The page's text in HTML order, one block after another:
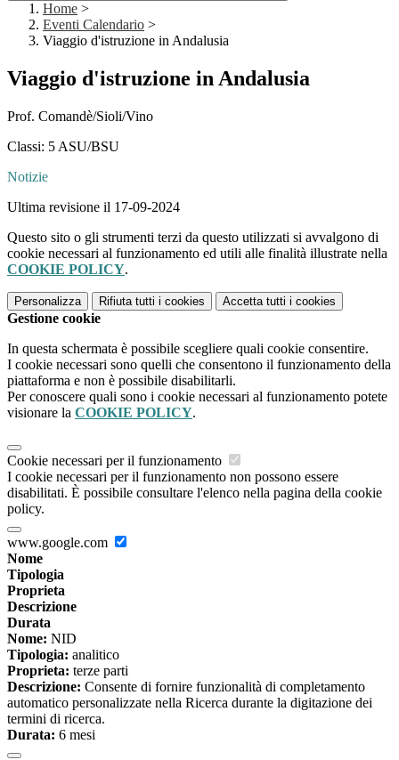
Home >
Eventi Calendario >
Viaggio d'istruzione in Andalusia
Viaggio d'istruzione in Andalusia
Prof. Comandè/Sioli/Vino
Classi: 5 ASU/BSU
Notizie
Ultima revisione il 17-09-2024
Questo sito o gli strumenti terzi da questo utilizzati si avvalgono di
cookie necessari al funzionamento ed utili alle finalità illustrate nella
COOKIE POLICY.
Personalizza Rifiuta tutti i cookies Accetta tutti i cookies
Gestione cookie
In questa schermata è possibile scegliere quali cookie consentire.
I cookie necessari sono quelli che consentono il funzionamento della
piattaforma e non è possibile disabilitarli.
Per conoscere quali sono i cookie necessari al funzionamento potete
visionare la COOKIE POLICY.
Cookie necessari per il funzionamento
I cookie necessari per il funzionamento non possono essere
disabilitati. È possibile consultare l'elenco nella pagina della cookie
policy.
www.google.com
Nome
Tipologia
Proprieta
Descrizione
Durata
Nome: NID
Tipologia: analitico
Proprieta: terze parti
Descrizione: Consente di fornire funzionalità di completamento
automatico personalizzate nella Ricerca durante la digitazione dei
termini di ricerca.
Durata: 6 mesi